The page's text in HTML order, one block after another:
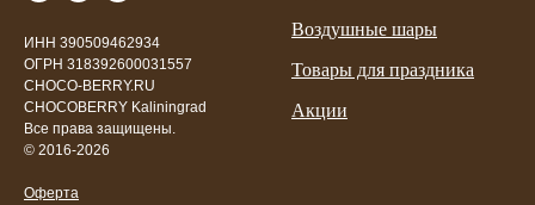
ИНН 390509462934
ОГРН 318392600031557
CHOCO-BERRY.RU
CHOCOBERRY Kaliningrad
Все права защищены.
© 2016-2026
Оферта
Воздушные шары
Товары для праздника
Акции